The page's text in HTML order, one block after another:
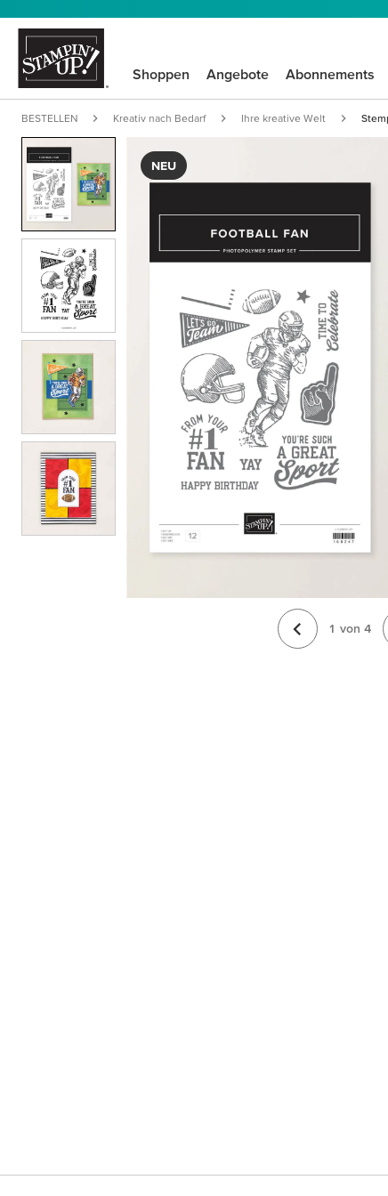
Shoppen Angebote Abonnements
BESTELLEN Kreativ nach Bedarf Ihre kreative Welt
NEU
1 von 4